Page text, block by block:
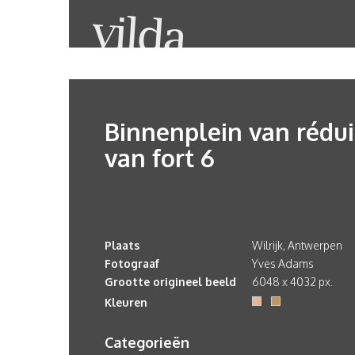
Binnenplein van
van fort 6
Plaats
Wilrijk, Antwerpen
Fotograaf
Yves Adams
Grootte origineel beeld
6048 x 4032 px.
Kleuren
Categorieën